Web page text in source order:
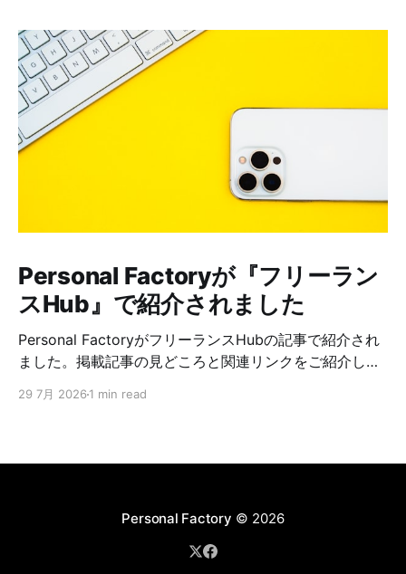
Personal Factoryが『フリーラン
スHub』で紹介されました
Personal FactoryがフリーランスHubの記事で紹介され
ました。掲載記事の見どころと関連リンクをご紹介しま
29 7月 2026 1 min read
Personal Factory © 2026